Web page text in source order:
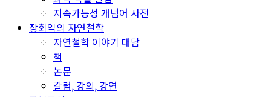
지속가능성 개념어 사전
장회익의 자연철학
자연철학 이야기 대담
책
논문
칼럼, 강의, 강연